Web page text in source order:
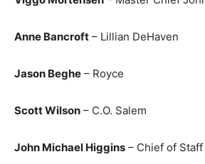
Anne Bancroft – Lillian DeHaven
Jason Beghe – Royce
Scott Wilson – C.O. Salem
John Michael Higgins – Chief of Staff